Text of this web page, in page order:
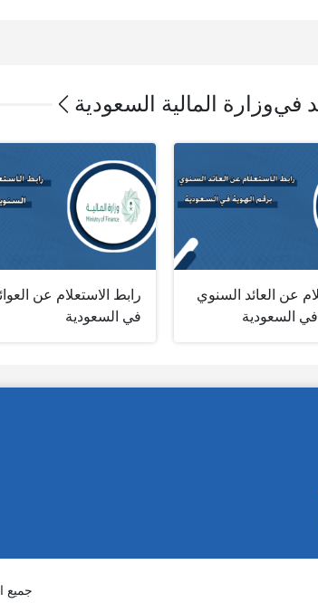
فيوزارة المالية السعودية
عن العائد السنوي
في السعودية
رابط الاستعلام عن
في السعودية
جميع